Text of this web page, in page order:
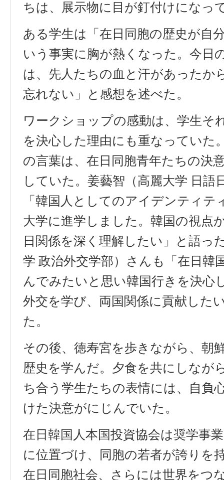
ちは、展示物に目が釘付けになっ
ある学生は「在日同胞の歴史が自
いう事実に胸が熱くなった。今日
は、先人たちの血と汗があったか
忘れない」と感想を述べた。
ワークショップの感動は、学生そ
を決心した理由にも重なっていた
の言葉は、在日同胞青年たちの決
していた。姜藝智（高麗大学 日語
「韓国人としてのアイデンティテ
大学に進学しました。韓国の視点
日関係を深く理解したい」と語っ
学 政治外交学部）さんも「在日韓
んでみたいと思い韓国行きを決心
外交を学び、両国関係に貢献した
た。
その後、徳寿宮を歩きながら、朝
歴史を学んだ。夕食を共にしなが
ち合う学生たちの表情には、自負
けた決意がにじんでいた。
在日韓国人本国投資協会は奨学事
に位置づけ、同胞の若者が誇りを
在日同胞社会、さらには世界をつ